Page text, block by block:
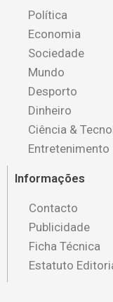
Política
Economia
Sociedade
Mundo
Desporto
Dinheiro
Ciência &
Entretenimento
Informações
Contacto
Publicidade
Ficha Técnica
Estatuto